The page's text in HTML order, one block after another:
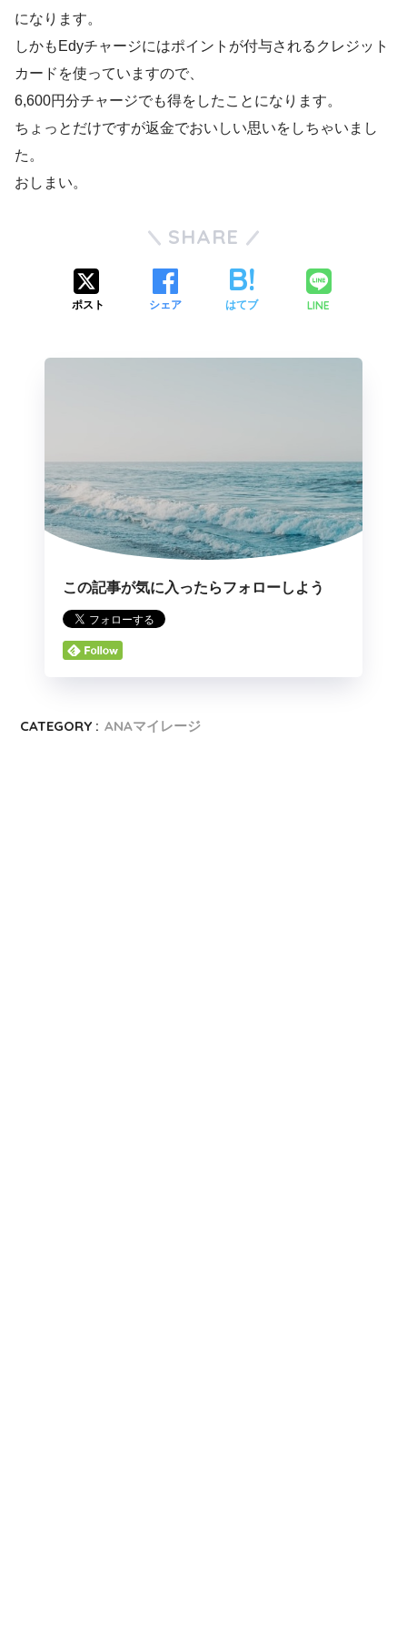
になります。
しかもEdyチャージにはポイントが付与されるクレジット
カードを使っていますので、
6,600円分チャージでも得をしたことになります。
ちょっとだけですが返金でおいしい思いをしちゃいまし
た。
おしまい。
SHARE
ポスト シェア はてブ LINE
この記事が気に入ったらフォローしよう
CATEGORY : ANAマイレージ